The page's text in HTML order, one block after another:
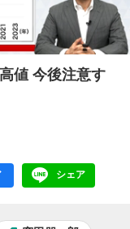
値 今後注意す
LINE
シェア